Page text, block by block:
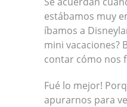
estábamos muy
íbamos a
mini vacaciones?
contar cómo nos
Fué lo mejor!
apurarnos para